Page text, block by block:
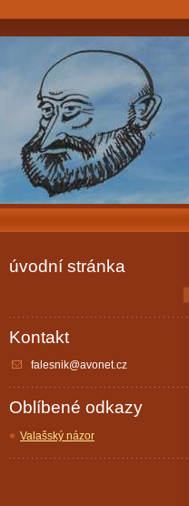
úvodní stránka
Kontakt
falesnik@avonet.cz
Oblíbené odkazy
Valašský názor